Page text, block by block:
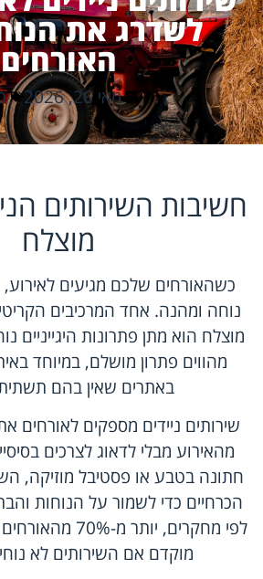
לשדרג את
האורחים
מאי 26, 2026
חשיבות השירותים
מוצלח
כשהאורחים שלכם מגיעים
נוחה ומהנה. אחד המרכיבים
מוצלח הוא מתן פתרונות היגייניים
מהווים פתרון מושלם, במיוחד
באתרים שאין בהם
שירותים ניידים מספקים לאורחים
מהאירוע מבלי לדאוג לצרכים
חתונה בטבע או פסטיבל מוזיקה,
הכרחיים כדי לשמור על הנוחות
לפי מחקרים, יותר
מוקדם אם השירותים לא